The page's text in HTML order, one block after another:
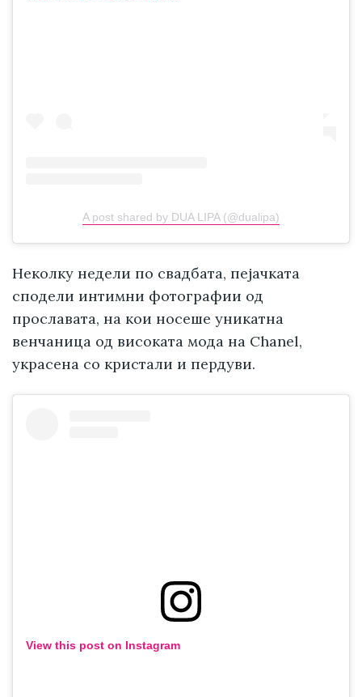
A post shared by DUA LIPA (@dualipa)
Неколку недели по свадбата, пејачката
сподели интимни фотографии од
прославата, на кои носеше уникатна
венчаница од високата мода на Chanel,
украсена со кристали и пердуви.
View this post on Instagram